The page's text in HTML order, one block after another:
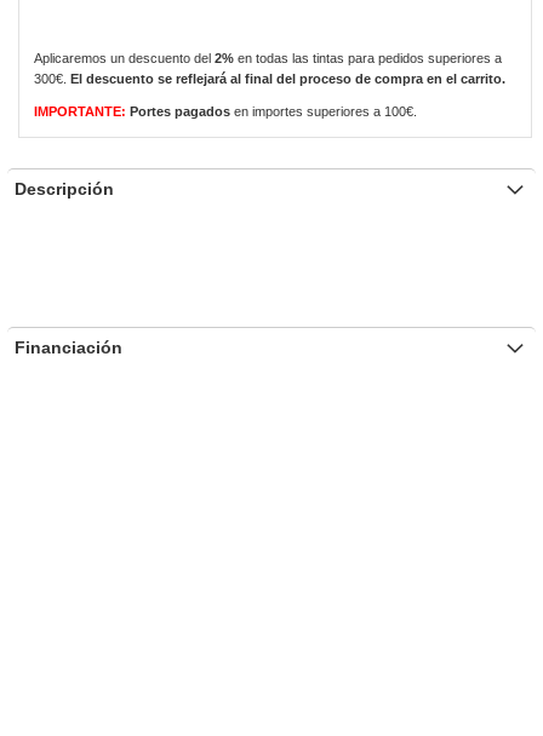
Aplicaremos un descuento del 2% en todas las tintas para pedidos superiores a
300€.
El descuento se reflejará al final del proceso de compra en el carrito.
IMPORTANTE: Portes pagados en importes superiores a 100€.
Descripción
Financiación